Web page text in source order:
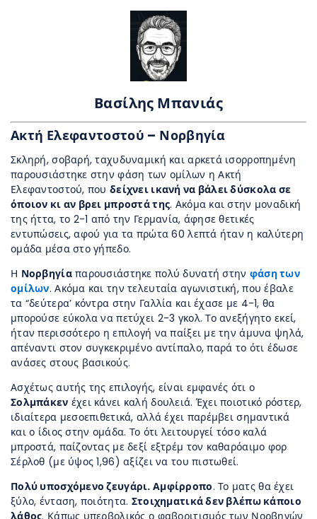
Βασίλης Μπανιάς
Ακτή Ελεφαντοστού – Νορβηγία
Σκληρή, σοβαρή, ταχυδυναμική και αρκετά ισορροπημένη
παρουσιάστηκε στην φάση των ομίλων η Ακτή
Ελεφαντοστού, πουδείχνει ικανή να βάλει δύσκολα σε
όποιον κι αν βρει μπροστά της. Ακόμα και στην μοναδική
της ήττα, το 2-1 από την Γερμανία, άφησε θετικές
εντυπώσεις, αφού για τα πρώτα 60 λεπτά ήταν η καλύτερη
ομάδα μέσα στο γήπεδο.
Η Νορβηγίαπαρουσιάστηκε πολύ δυνατή στην φάση των
ομίλων. Ακόμα και την τελευταία αγωνιστική, που έβαλε
τα “δεύτερα’ κόντρα στην Γαλλία και έχασε με 4-1, θα
μπορούσε εύκολα να πετύχει 2-3 γκολ. Το ανεξήγητο εκεί,
ήταν περισσότερο η επιλογή να παίξει με την άμυνα ψηλά,
απέναντι στον συγκεκριμένο αντίπαλο, παρά το ότι έδωσε
ανάσες στους βασικούς.
Ασχέτως αυτής της επιλογής, είναι εμφανές ότι ο
Σολμπάκεν έχει κάνει καλή δουλειά. Έχει ποιοτικό ρόστερ,
ιδιαίτερα μεσοεπιθετικά, αλλά έχει παρέμβει σημαντικά
και ο ίδιος στην ομάδα. Το ότι λειτουργεί τόσο καλά
μπροστά, παίζοντας με δεξί εξτρέμ τον καθαρόαιμο φορ
Σέρλοθ (με ύψος 1,96) αξίζει να του πιστωθεί.
Πολύ υποσχόμενο ζευγάρι. Αμφίρροπο. Το ματς θα έχει
ξύλο, ένταση, ποιότητα. Στοιχηματικά δεν βλέπω κάποιο